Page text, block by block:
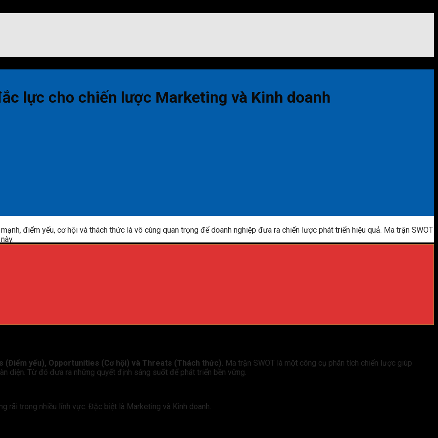
lực cho chiến lược Marketing và Kinh doanh
điểm yếu, cơ hội và thách thức là vô cùng quan trọng để doanh nghiệp đưa ra chiến lược phát triển hiệu quả. Ma trận SWOT
(Điểm yếu), Opportunities (Cơ hội) và Threats (Thách thức). Ma trận SWOT là một công cụ phân tích chiến lược giúp
diện. Từ đó đưa ra những quyết định sáng suốt để phát triển bền vững.
rãi trong nhiều lĩnh vực. Đặc biệt là Marketing và Kinh doanh.